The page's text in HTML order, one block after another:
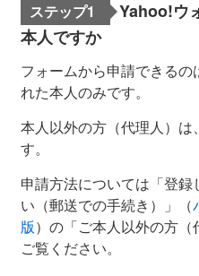
ステップ1
Yahoo!ウ
本人ですか
フォームから申請できる
れた本人のみです。
本人以外の方（代理人）
す。
申請方法については「登
い（郵送での手続き）」（
版）の「ご本人以外の方
ご覧ください。